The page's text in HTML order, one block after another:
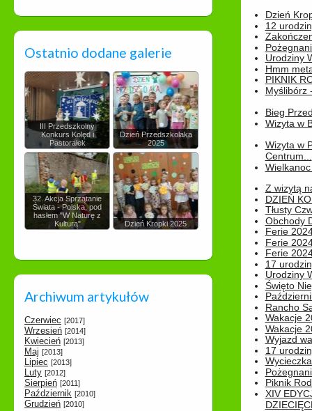
Ostatnio dodane galerie
III Przedszkolny
Konkurs Kolęd i
Pastorałek
Dzień Przedszkolaka
2025
32. Akcja Sprzątanie
Świata - Polska, pod
hasłem "W Naturę z
Kulturą"
Dzień Kropki 2025
Archiwum artykułów
Czerwiec [2017]
Wrzesień [2014]
Kwiecień [2013]
Maj [2013]
Lipiec [2013]
Luty [2012]
Sierpień [2011]
Październik [2010]
Grudzień [2010]
Dzień
12
Urodziny
Hmm
PIKNIK
Myślibórz
Bieg
Wizyta w
Wizyta w
Centrum...
Z wizytą
DZIEŃ
Tłusty
Obchody
Ferie
Ferie
Ferie
17
Urodziny
Święto
Rancho
Wakacje
Wakacje
Wyjazd
17
Piknik
XIV